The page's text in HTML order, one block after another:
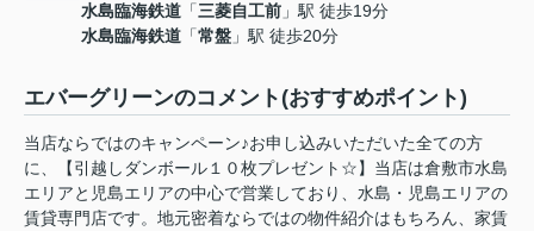
水島臨海鉄道 「三菱自工前 」駅 徒歩19分
水島臨海鉄道 「常盤 」駅 徒歩20分
エバーグリーンのコメント(おすすめポイント)
当店ならではのキャンペーン♪お申し込みいただいた全ての方
に、【引越しダンボール１０枚プレゼント☆】当店は倉敷市水島
エリアと児島エリアの中心で営業しており、水島・児島エリアの
賃貸専門店です。地元密着ならではの物件紹介はもちろん、家賃